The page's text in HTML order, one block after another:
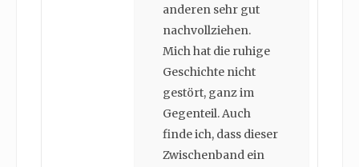
anderen sehr gut
nachvollziehen.
Mich hat die ruhige
Geschichte nicht
gestört, ganz im
Gegenteil. Auch
finde ich, dass dieser
Zwischenband ein